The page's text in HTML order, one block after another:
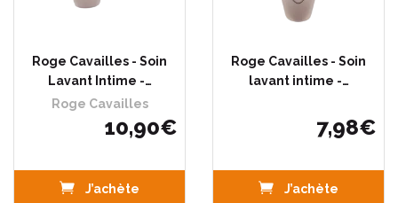
Roge Cavailles - Soin
Lavant Intime -…
Roge Cavailles
10,90€
J’achète
Roge Cavailles - Soin
lavant intime -…
7,98€
J’achète